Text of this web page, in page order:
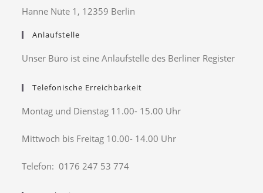
Hanne Nüte 1, 12359 Berlin
Anlaufstelle
Unser Büro ist eine Anlaufstelle des Berliner Register
Telefonische Erreichbarkeit
Montag und Dienstag 11.00- 15.00 Uhr
Mittwoch bis Freitag 10.00- 14.00 Uhr
Telefon: 0176 247 53 774